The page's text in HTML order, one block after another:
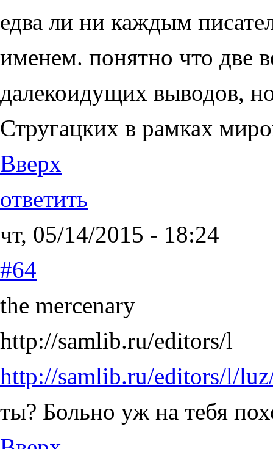
едва ли ни каждым
именем. понятно что две
далекоидущих выводов,
Стругацких в рамках
Вверх
ответить
чт, 05/14/2015 - 18:24
#64
the mercenary
http://samlib.ru/editors/l
http://samlib.ru/editors/l/
ты? Больно уж на тебя